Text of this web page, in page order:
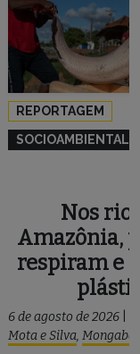
REPORTAGEM
SOCIOAMBIENTAL
Nos
Amazônia,
respiram e
6 de agosto de 2026
Mota e Silva,